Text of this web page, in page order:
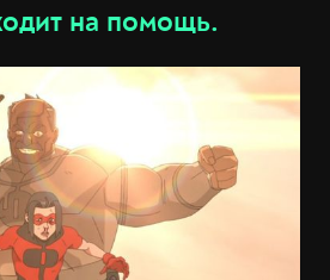
на помощь.